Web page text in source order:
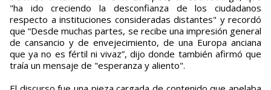
"ha ido creciendo la desconfianza de los ciudadanos
respecto a instituciones consideradas distantes" y recordó
que “Desde muchas partes, se recibe una impresión general
de cansancio y de envejecimiento, de una Europa anciana
que ya no es fértil ni vivaz”, dijo donde también afirmó que
traía un mensaje de "esperanza y aliento".